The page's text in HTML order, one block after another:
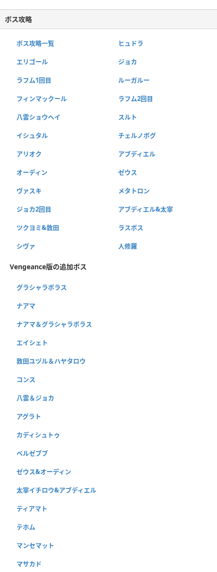
ボス攻略
ボス攻略一覧 ヒュドラ
エリゴール ジョカ
ラフム1回目 ルーガルー
フィンマックール ラフム2回目
八雲ショウヘイ スルト
イシュタル チェルノボグ
アリオク アブディエル
オーディン ゼウス
ヴァスキ メタトロン
ジョカ2回目 アブディエル&太宰
ツクヨミ&敦田 ラスボス
シヴァ 人修羅
Vengeance版の追加ボス
グラシャラボラス
ナアマ
ナアマ＆グラシャラボラス
エイシェト
敦田ユヅル＆ハヤタロウ
コンス
八雲＆ジョカ
アグラト
カディシュトゥ
ベルゼブブ
ゼウス&オーディン
太宰イチロウ&アブディエル
ティアマト
テホム
マンセマット
マサカド